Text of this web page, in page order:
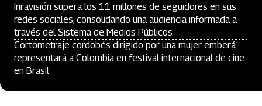
Inravisión supera los 11 millones de seguidores en sus
redes sociales, consolidando una audiencia informada a
través del Sistema de Medios Públicos
Cortometraje cordobés dirigido por una mujer emberá
representará a Colombia en festival internacional de cine
en Brasil